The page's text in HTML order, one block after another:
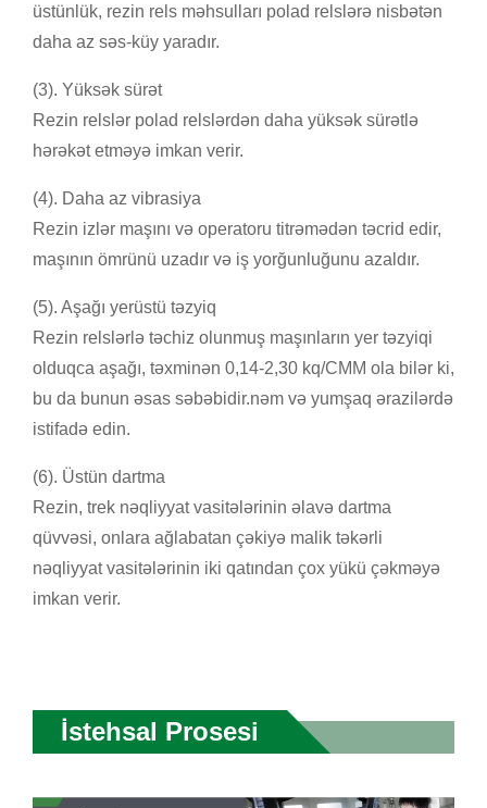
üstünlük, rezin rels məhsulları polad relslərə nisbətən
daha az səs-küy yaradır.
(3). Yüksək sürət
Rezin relslər polad relslərdən daha yüksək sürətlə
hərəkət etməyə imkan verir.
(4). Daha az vibrasiya
Rezin izlər maşını və operatoru titrəmədən təcrid edir,
maşının ömrünü uzadır və iş yorğunluğunu azaldır.
(5). Aşağı yerüstü təzyiq
Rezin relslərlə təchiz olunmuş maşınların yer təzyiqi
olduqca aşağı, təxminən 0,14-2,30 kq/CMM ola bilər ki,
bu da bunun əsas səbəbidir.nəm və yumşaq ərazilərdə
istifadə edin.
(6). Üstün dartma
Rezin, trek nəqliyyat vasitələrinin əlavə dartma
qüvvəsi, onlara ağlabatan çəkiyə malik təkərli
nəqliyyat vasitələrinin iki qatından çox yükü çəkməyə
imkan verir.
İstehsal Prosesi